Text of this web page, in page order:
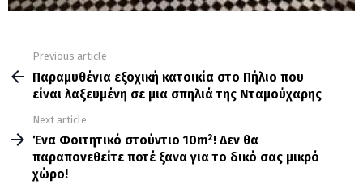
more
Previous article
Παραμυθένια εξοχική κατοικία στο Πήλιο που
είναι λαξευμένη σε μια σπηλιά της Νταμούχαρης
Next article
Ένα Φοιτητικό στούντιο 10m²! Δεν θα
παραπονεθείτε ποτέ ξανα για το δικό σας μικρό
χώρο!